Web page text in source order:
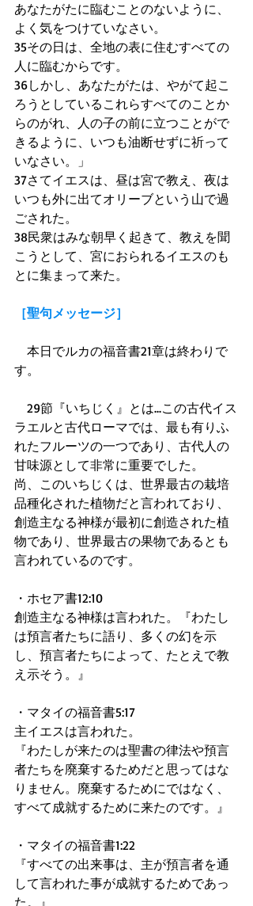
あなたがたに臨むことのないように、
よく気をつけていなさい。
35その日は、全地の表に住むすべての
人に臨むからです。
36しかし、あなたがたは、やがて起こ
ろうとしているこれらすべてのことか
らのがれ、人の子の前に立つことがで
きるように、いつも油断せずに祈って
いなさい。」
37さてイエスは、昼は宮で教え、夜は
いつも外に出てオリーブという山で過
ごされた。
38民衆はみな朝早く起きて、教えを聞
こうとして、宮におられるイエスのも
とに集まって来た。
［聖句メッセージ］
本日でルカの福音書21章は終わりで
す。
29節『いちじく』とは...この古代イス
ラエルと古代ローマでは、最も有りふ
れたフルーツの一つであり、古代人の
甘味源として非常に重要でした。
尚、このいちじくは、世界最古の栽培
品種化された植物だと言われており、
創造主なる神様が最初に創造された植
物であり、世界最古の果物であるとも
言われているのです。
・ホセア書12:10
創造主なる神様は言われた。『わたし
は預言者たちに語り、多くの幻を示
し、預言者たちによって、たとえで教
え示そう。』
・マタイの福音書5:17
主イエスは言われた。
『わたしが来たのは聖書の律法や預言
者たちを廃棄するためだと思ってはな
りません。廃棄するためにではなく、
すべて成就するために来たのです。』
・マタイの福音書1:22
『すべての出来事は、主が預言者を通
して言われた事が成就するためであっ
た。』